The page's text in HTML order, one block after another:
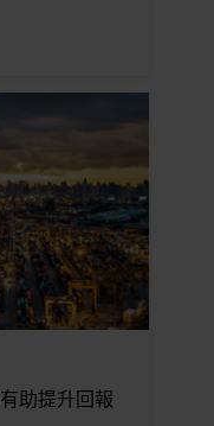
助提升回報